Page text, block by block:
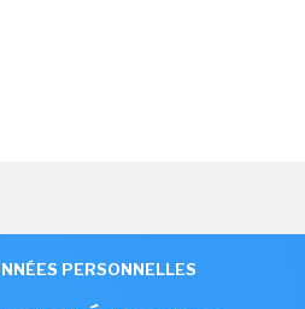
PERSONNELLES